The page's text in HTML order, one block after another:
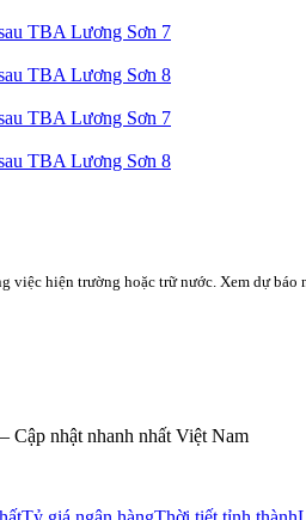
TBA Lương Sơn 7
TBA Lương Sơn 8
TBA Lương Sơn 7
TBA Lương Sơn 8
hiện trường hoặc trữ nước. Xem dự báo
Cập nhật nhanh nhất Việt Nam